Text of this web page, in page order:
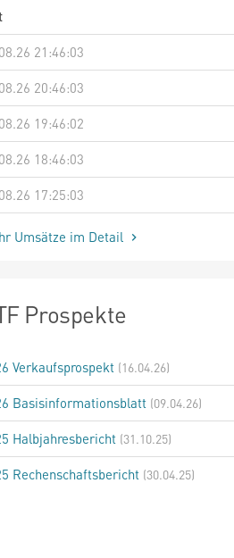
21:46:03
20:46:03
19:46:02
18:46:03
17:25:03
Umsätze im Detail
Prospekte
Verkaufsprospekt (16.04.26)
Basisinformationsblatt (09.04.26)
Halbjahresbericht (31.10.25)
Rechenschaftsbericht (30.04.25)